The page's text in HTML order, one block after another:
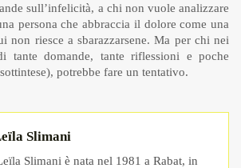
sull’infelicità, a chi non vuole analizzare
persona che abbraccia il dolore come una
non riesce a sbarazzarsene. Ma per chi nei
tante domande, tante riflessioni e poche
potrebbe fare un tentativo.
Slimani
Slimani è nata nel 1981 a Rabat, in